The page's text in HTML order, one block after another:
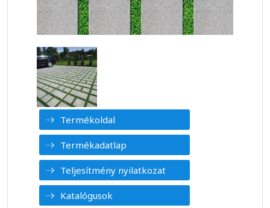
Termékoldal
Termékadatlap
Teljesítmény nyilatkozat
Katalógusok